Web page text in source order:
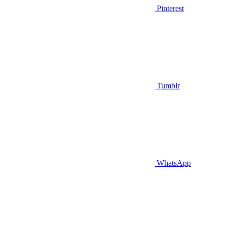
Pinterest
Tumblr
WhatsApp